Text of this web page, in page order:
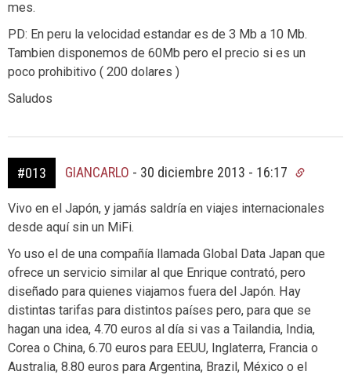
mes.
PD: En peru la velocidad estandar es de 3 Mb a 10 Mb.
Tambien disponemos de 60Mb pero el precio si es un
poco prohibitivo ( 200 dolares )
Saludos
#013 GIANCARLO - 30 diciembre 2013 - 16:17
Vivo en el Japón, y jamás saldría en viajes internacionales
desde aquí sin un MiFi.
Yo uso el de una compañía llamada Global Data Japan que
ofrece un servicio similar al que Enrique contrató, pero
diseñado para quienes viajamos fuera del Japón. Hay
distintas tarifas para distintos países pero, para que se
hagan una idea, 4.70 euros al día si vas a Tailandia, India,
Corea o China, 6.70 euros para EEUU, Inglaterra, Francia o
Australia, 8.80 euros para Argentina, Brazil, México o el